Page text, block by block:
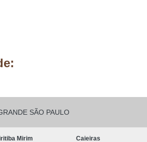
de Madeira Decorado
Pergolado de Madeira Cumaru
SÃO PAULO
Mirim Caieiras